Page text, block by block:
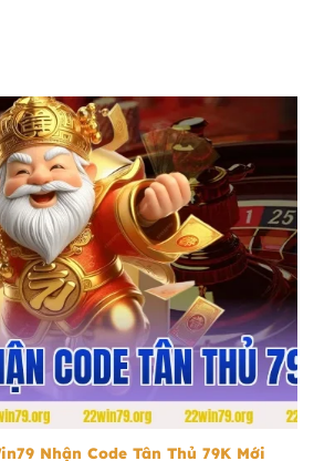
tân thủ 79k
Nhận Code Tân Thủ 79K Mới